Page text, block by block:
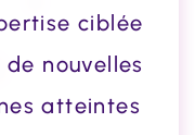
ciblée
nouvelles
atteintes